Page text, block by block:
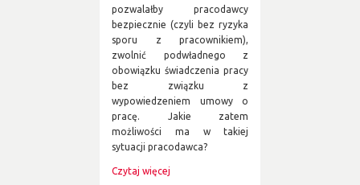
pozwalałby pracodawcy
bezpiecznie (czyli bez ryzyka
sporu z pracownikiem),
zwolnić podwładnego z
obowiązku świadczenia pracy
bez związku z
wypowiedzeniem umowy o
pracę. Jakie zatem
możliwości ma w takiej
sytuacji pracodawca?
Czytaj więcej